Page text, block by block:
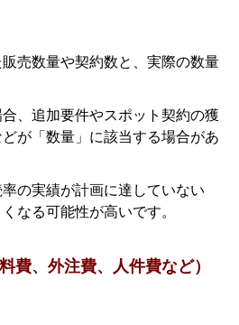
売数量や契約数と、実際の数量
、追加要件やスポット契約の獲
が「数量」に該当する場合があ
の実績が計画に達していない
なる可能性が高いです。
費、外注費、人件費など）